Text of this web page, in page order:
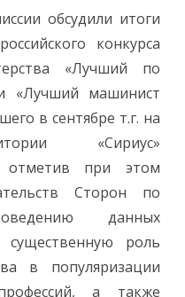
обсудили итоги
конкурса
«Лучший по
«Лучший машинист
в сентябре т.г. на
«Сириус»
отметив при этом
Сторон по
данных
существенную роль
в популяризации
профессий, а также